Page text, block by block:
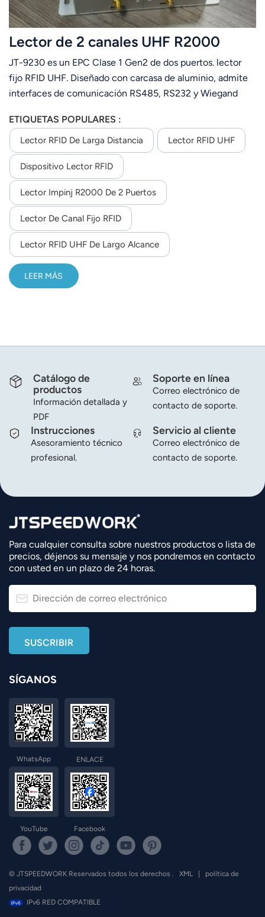
Lector de 2 canales UHF R2000
JT-9230 es un EPC Clase 1 Gen2 de dos puertos. lector
fijo RFID UHF. Diseñado con carcasa de aluminio, admite
interfaces de comunicación RS485, RS232 y Wiegand
ETIQUETAS POPULARES :
Lector RFID De Larga Distancia Lector RFID UHF
Dispositivo Lector RFID
Lector Impinj R2000 De 2 Puertos
Lector De Canal Fijo RFID
Lector RFID UHF De Largo Alcance
LEER MÁS
Catálogo de
productos
Información detallada y
PDF
Soporte en línea
Correo electrónico de
contacto de soporte.
Instrucciones
Asesoramiento técnico
profesional.
Servicio al cliente
Correo electrónico de
contacto de soporte.
Para cualquier consulta sobre nuestros productos o lista de
precios, déjenos su mensaje y nos pondremos en contacto
con usted en un plazo de 24 horas.
SÍGANOS
WhatsApp ENLACE
YouTube Facebook
© JTSPEEDWORK Reservados todos los derechos . XML |
política de
privacidad
IPv6 RED COMPATIBLE